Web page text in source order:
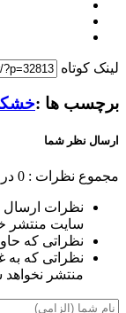
لینک کوتاه
برچسب ها :
ارسال نظر شما
مجموع نظرات : 0
نظرات ارسال
سایت منتشر
نظراتی که
نظراتی که به
منتشر